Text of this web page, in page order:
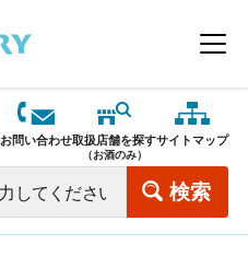
メ
お問い合わせ取扱店舗を探す
（お酒のみ）
サイトマップ